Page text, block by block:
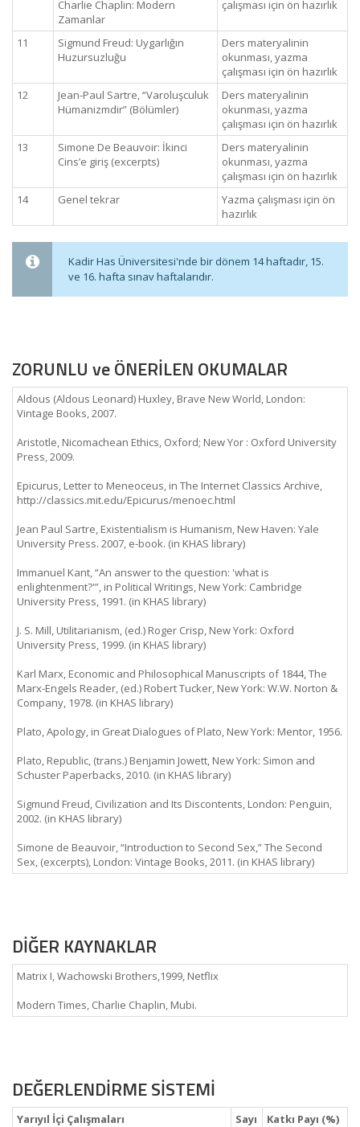
Charlie Chaplin: Modern
Zamanlar
çalışması için ön hazırlık
11
Sigmund Freud: Uygarlığın
Huzursuzluğu
Ders materyalinin
okunması, yazma
çalışması için ön hazırlık
12
Jean-Paul Sartre, “Varoluşculuk
Hümanizmdir” (Bölümler)
Ders materyalinin
okunması, yazma
çalışması için ön hazırlık
13
Simone De Beauvoir: İkinci
Cins’e giriş (excerpts)
Ders materyalinin
okunması, yazma
çalışması için ön hazırlık
14
Genel tekrar
Yazma çalışması için ön
hazırlık
Kadir Has Üniversitesi'nde bir dönem 14 haftadır, 15.
ve 16. hafta sınav haftalarıdır.
ZORUNLU ve ÖNERİLEN OKUMALAR
Aldous (Aldous Leonard) Huxley, Brave New World, London:
Vintage Books, 2007.
Aristotle, Nicomachean Ethics, Oxford; New Yor : Oxford University
Press, 2009.
Epicurus, Letter to Meneoceus, in The Internet Classics Archive,
http://classics.mit.edu/Epicurus/menoec.html
Jean Paul Sartre, Existentialism is Humanism, New Haven: Yale
University Press. 2007, e-book. (in KHAS library)
Immanuel Kant, “An answer to the question: 'what is
enlightenment?'”, in Political Writings, New York: Cambridge
University Press, 1991. (in KHAS library)
J. S. Mill, Utilitarianism, (ed.) Roger Crisp, New York: Oxford
University Press, 1999. (in KHAS library)
Karl Marx, Economic and Philosophical Manuscripts of 1844, The
Marx-Engels Reader, (ed.) Robert Tucker, New York: W.W. Norton &
Company, 1978. (in KHAS library)
Plato, Apology, in Great Dialogues of Plato, New York: Mentor, 1956.
Plato, Republic, (trans.) Benjamin Jowett, New York: Simon and
Schuster Paperbacks, 2010. (in KHAS library)
Sigmund Freud, Civilization and Its Discontents, London: Penguin,
2002. (in KHAS library)
Simone de Beauvoir, “Introduction to Second Sex,” The Second
Sex, (excerpts), London: Vintage Books, 2011. (in KHAS library)
DİĞER KAYNAKLAR
Matrix I, Wachowski Brothers,1999, Netflix
Modern Times, Charlie Chaplin, Mubi.
DEĞERLENDİRME SİSTEMİ
Yarıyıl İçi Çalışmaları Sayı
Katkı Payı (%)